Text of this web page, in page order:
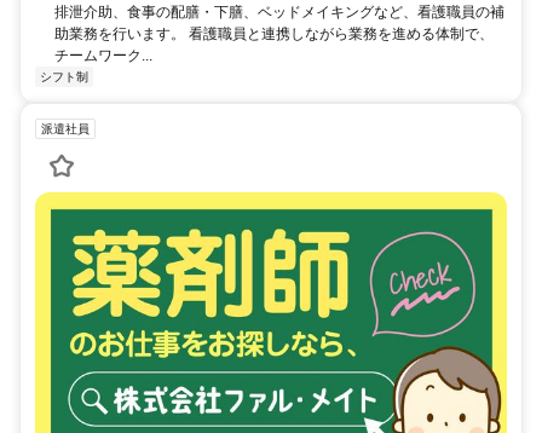
排泄介助、食事の配膳・下膳、ベッドメイキングなど、看護職員の補
助業務を行います。 看護職員と連携しながら業務を進める体制で、
チームワーク...
シフト制
派遣社員